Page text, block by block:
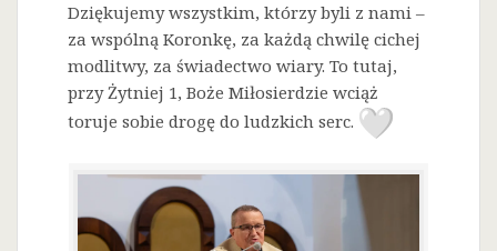
Dziękujemy wszystkim, którzy byli z nami –
za wspólną Koronkę, za każdą chwilę cichej
modlitwy, za świadectwo wiary. To tutaj,
przy Żytniej 1, Boże Miłosierdzie wciąż
toruje sobie drogę do ludzkich serc.